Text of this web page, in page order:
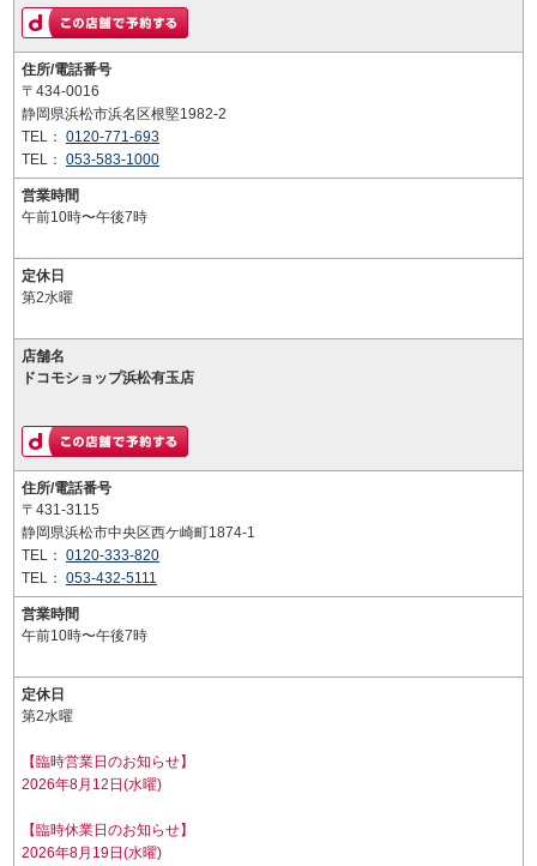
住所/電話番号
〒434-0016
静岡県浜松市浜名区根堅1982-2
TEL： 0120-771-693
TEL： 053-583-1000
営業時間
午前10時〜午後7時
定休日
第2水曜
店舗名
ドコモショップ浜松有玉店
住所/電話番号
〒431-3115
静岡県浜松市中央区西ケ崎町1874-1
TEL： 0120-333-820
TEL： 053-432-5111
営業時間
午前10時〜午後7時
定休日
第2水曜
【臨時営業日のお知らせ】
2026年8月12日(水曜)
【臨時休業日のお知らせ】
2026年8月19日(水曜)